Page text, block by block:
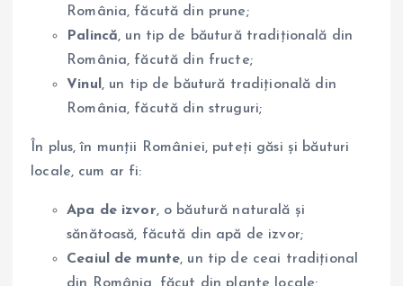
România, făcută din prune;
Palincă, un tip de băutură tradițională din
România, făcută din fructe;
Vinul , un tip de băutură tradițională din
România, făcută din struguri;
În plus, în munții României, puteți găsi și băuturi
locale, cum ar fi:
Apa de izvor, o băutură naturală și
sănătoasă, făcută din apă de izvor;
Ceaiul de munte, un tip de ceai tradițional
din România, făcut din plante locale;